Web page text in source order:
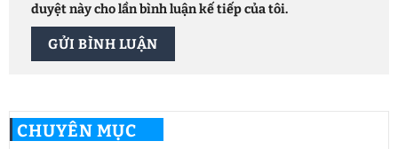
CHUYÊN MỤC
duyệt này cho lần bình luận kế tiếp của tôi.